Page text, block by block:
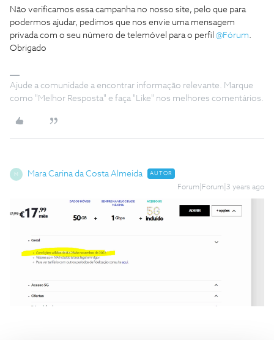
Não verificamos essa campanha no nosso site, pelo que para
podermos ajudar, pedimos que nos envie uma mensagem
privada com o seu número de telemóvel para o perfil @Fórum.
Obrigado
Ajude a comunidade a encontrar informação relevante. Marque
como "Melhor Resposta" e faça "Like" nos melhores comentários.
M Mara Carina da Costa Almeida AUTOR
Forum|Forum|3 years ago